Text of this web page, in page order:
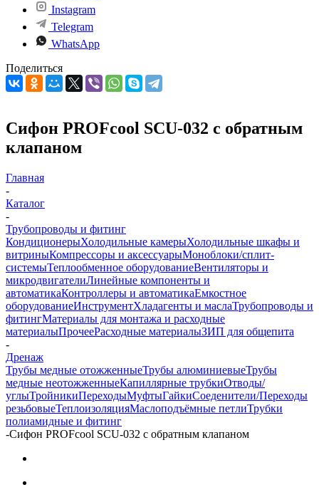
Instagram
Telegram
WhatsApp
Поделиться
Сифон PROFcool SCU-032 с обратным
клапаном
Главная
-
Каталог
-
Трубопроводы и фитинг
КондиционерыХолодильные камерыХолодильные шкафы и
витриныКомпрессоры и аксессуарыМоноблоки/сплит-
системыТеплообменное оборудованиеВентиляторы и
микродвигателиЛинейные компоненты и
автоматикаКонтроллеры и автоматикаЕмкостное
оборудованиеИнструментХладагенты и маслаТрубопроводы и
фитингМатериалы для монтажа и расходные
материалыПрочееРасходные материалыЗИП для общепита
-
Дренаж
Трубы медные отожженныеТрубы алюминиевыеТрубы
медные неотожженныеКапиллярные трубкиОтводы/
углыТройникиПереходыМуфтыГайкиСоеденители/Переходы
резьбовыеТеплоизоляцияМаслоподъёмные петлиТрубки
полиамидные и фитинг
-Сифон PROFcool SCU-032 с обратным клапаном